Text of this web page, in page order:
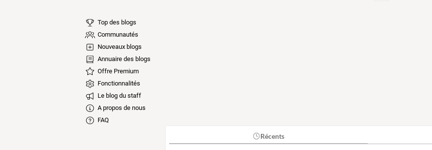
Top des blogs
Communautés
Nouveaux blogs
Annuaire des blogs
Offre Premium
Fonctionnalités
Le blog du staff
A propos de nous
FAQ
Récents